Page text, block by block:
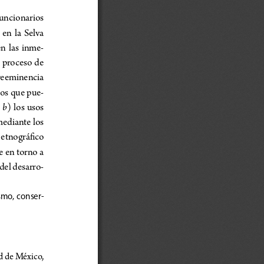
la  Selva
las  inme-
de
que pue-
b) los usos
los
fico
en torno a
desarro-
conser-
de México,